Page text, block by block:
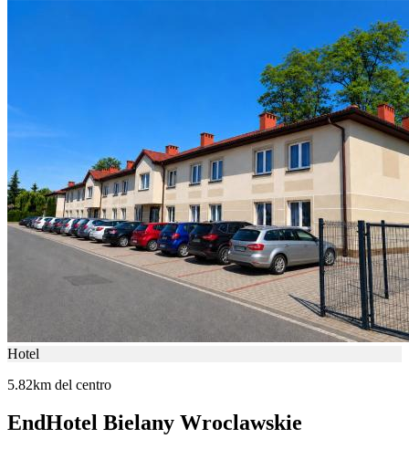
Hotel
5.82km del centro
EndHotel Bielany Wroclawskie